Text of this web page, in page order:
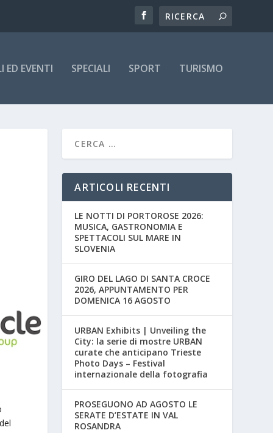
ED EVENTI SPECIALI SPORT TURISMO
ARTICOLI RECENTI
LE NOTTI DI PORTOROSE 2026:
MUSICA, GASTRONOMIA E
SPETTACOLI SUL MARE IN
SLOVENIA
GIRO DEL LAGO DI SANTA CROCE
2026, APPUNTAMENTO PER
DOMENICA 16 AGOSTO
URBAN Exhibits | Unveiling the
City: la serie di mostre URBAN
curate che anticipano Trieste
Photo Days – Festival
internazionale della fotografia
PROSEGUONO AD AGOSTO LE
SERATE D’ESTATE IN VAL
ROSANDRA